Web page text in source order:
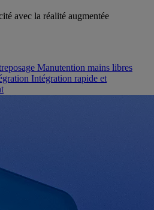
avec la réalité augmentée
Manutention mains libres
Intégration rapide et